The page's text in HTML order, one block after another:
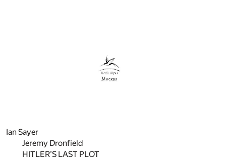
Ian Sayer
Jeremy Dronfield
HITLER’S LAST PLOT